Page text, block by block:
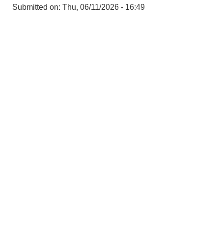
Submitted on: Thu, 06/11/2026 - 16:49